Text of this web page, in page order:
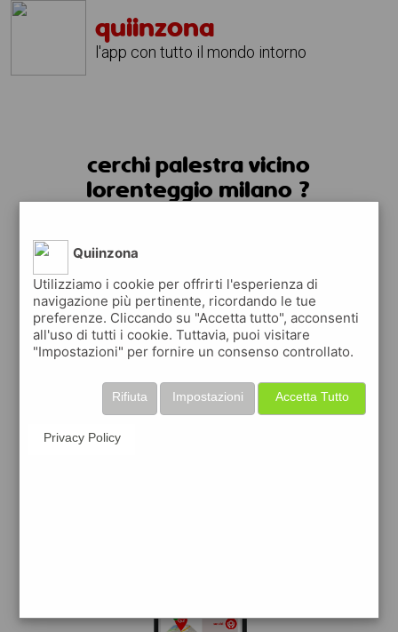
quiinzona
l'app con tutto il mondo intorno
cerchi palestra vicino
lorenteggio milano ?
trovi le palestre ed i centri sportivi
Quiinzona
Utilizziamo i cookie per offrirti l'esperienza di
navigazione più pertinente, ricordando le tue
preferenze. Cliccando su "Accetta tutto", acconsenti
all'uso di tutti i cookie. Tuttavia, puoi visitare
"Impostazioni" per fornire un consenso controllato.
Accetta Tutto
Impostazioni
Rifiuta
Privacy Policy